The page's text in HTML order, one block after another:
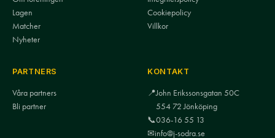
Lagen
Matcher
Nyheter
Cookiepolicy
Villkor
PARTNERS
Våra partners
Bli partner
KONTAKT
📍John Erikssonsgatan 50C
554 72 Jönköping
📞036-16 55 13
✉info@j-sodra.se